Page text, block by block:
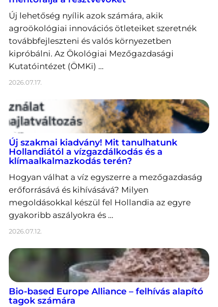
Új lehetőség nyílik azok számára, akik
agroökológiai innovációs ötleteiket szeretnék
továbbfejleszteni és valós környezetben
kipróbálni. Az Ökológiai Mezőgazdasági
Kutatóintézet (ÖMKi) …
2026.07.17.
Új szakmai kiadvány! Mit tanulhatunk
Hollandiától a vízgazdálkodás és a
klímaalkalmazkodás terén?
Hogyan válhat a víz egyszerre a mezőgazdaság
erőforrásává és kihívásává? Milyen
megoldásokkal készül fel Hollandia az egyre
gyakoribb aszályokra és …
2026.07.12.
Bio-based Europe Alliance – felhívás alapító
tagok számára